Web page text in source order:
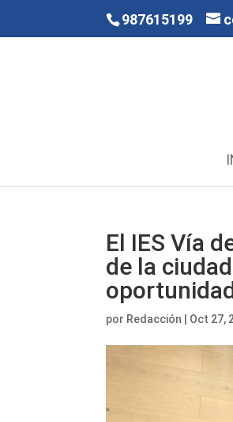
987615199
El IES Vía
de la
por Redacción Oct 27,